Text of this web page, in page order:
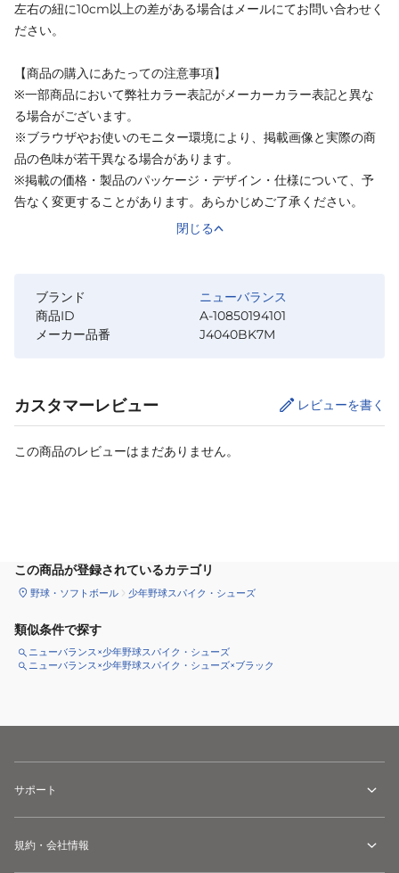
左右の紐に10cm以上の差がある場合はメールにてお問い合わせく
ださい。
【商品の購入にあたっての注意事項】
※一部商品において弊社カラー表記がメーカーカラー表記と異な
る場合がございます。
※ブラウザやお使いのモニター環境により、掲載画像と実際の商
品の色味が若干異なる場合があります。
※掲載の価格・製品のパッケージ・デザイン・仕様について、予
告なく変更することがあります。あらかじめご了承ください。
閉じる
ブランド
ニューバランス
商品ID
A-10850194101
メーカー品番
J4040BK7M
カスタマーレビュー レビューを書く
この商品のレビューはまだありません。
この商品が登録されているカテゴリ
野球・ソフトボール 少年野球スパイク・シューズ
類似条件で探す
ニューバランス×少年野球スパイク・シューズ
ニューバランス×少年野球スパイク・シューズ×ブラック
サポート
規約・会社情報